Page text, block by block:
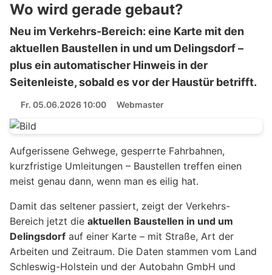
Wo wird gerade gebaut?
Neu im Verkehrs-Bereich: eine Karte mit den
aktuellen Baustellen in und um Delingsdorf –
plus ein automatischer Hinweis in der
Seitenleiste, sobald es vor der Haustür betrifft.
Fr. 05.06.2026 10:00 Webmaster
Aufgerissene Gehwege, gesperrte Fahrbahnen,
kurzfristige Umleitungen – Baustellen treffen einen
meist genau dann, wenn man es eilig hat.
Damit das seltener passiert, zeigt der Verkehrs-
Bereich jetzt die aktuellen Baustellen in und um
Delingsdorf auf einer Karte – mit Straße, Art der
Arbeiten und Zeitraum. Die Daten stammen vom Land
Schleswig-Holstein und der Autobahn GmbH und